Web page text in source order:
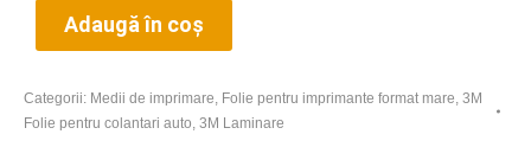
Adaugă în coș
Categorii: Medii de imprimare, Folie pentru imprimante format mare, 3М
Folie pentru colantari auto, 3М Laminare